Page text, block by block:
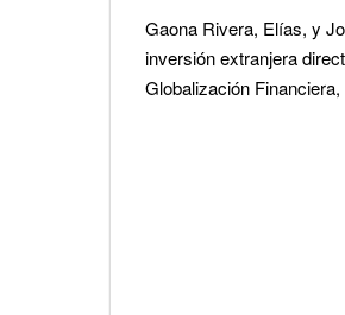
Gaona Rivera, Elías, y
inversión extranjera
Globalización